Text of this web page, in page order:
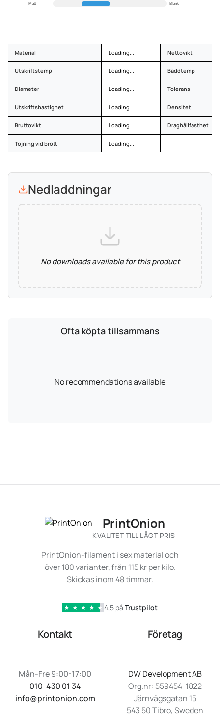
Matt Blank
Material Loading... Nettovikt
Utskriftstemp Loading... Bäddtemp
Diameter Loading... Tolerans
Utskriftshastighet Loading... Densitet
Bruttovikt Loading... Draghållfasthet
Töjning vid brott Loading...
Nedladdningar
No downloads available for this product
Ofta köpta tillsammans
No recommendations available
PrintOnion
KVALITET TILL LÅGT PRIS
PrintOnion-filament i sex material och
över 180 varianter, från 115 kr per kilo.
Skickas inom 48 timmar.
★ ★ ★ ★ ★ 4,5 på Trustpilot
Kontakt
Mån-Fre 9:00-17:00
010-430 01 34
info@printonion.com
Företag
DW Development AB
Org.nr: 559454-1822
Järnvägsgatan 15
543 50 Tibro, Sweden